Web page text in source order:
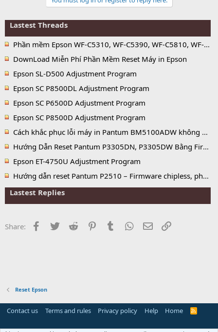
Lastest Threads
Phần mềm Epson WF-C5310, WF-C5390, WF-C5810, WF-C5890 Adjustment Program
DownLoad Miễn Phí Phần Mềm Reset Máy in Epson
Epson SL-D500 Adjustment Program
Epson SC P8500DL Adjustment Program
Epson SC P6500D Adjustment Program
Epson SC P8500D Adjustment Program
Cách khắc phục lỗi máy in Pantum BM5100ADW không nhận hộp mực, báo hết mực và lỗi No Toner
Hướng Dẫn Reset Pantum P3305DN, P3305DW Bằng Firmware Fix
Epson ET-4750U Adjustment Program
Hướng dẫn reset Pantum P2510 – Firmware chipless, phần mềm reset chip mực vĩnh viễn
Lastest Replies
Share: Facebook
Twitter Reddit PinterestTumblr WhatsApp
Email
Reset Epson
Contact us Terms and rules Privacy policy Help Home
R